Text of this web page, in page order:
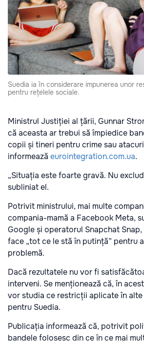
Suedia ia în considerare impunerea unor
pentru rețelele sociale.
Ministrul Justiției al țării, Gunnar
că aceasta ar trebui să împiedice
copii și tineri pentru crime sau
informează eurointegration.com.ua.
„Situația este foarte gravă. Nu
subliniat el.
Potrivit ministrului, mai multe
compania-mamă a Facebook Meta,
Google și operatorul Snapchat
face „tot ce le stă în putință” pentru
problemă.
Dacă rezultatele nu vor fi
interveni. Se menționează că, în
vor studia ce restricții aplicate în
pentru Suedia.
Publicația informează că, potrivit
bandele folosesc din ce în ce mai